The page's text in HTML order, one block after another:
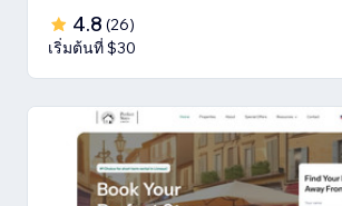
4.8 (26)
เริ่มต้นที่ $30